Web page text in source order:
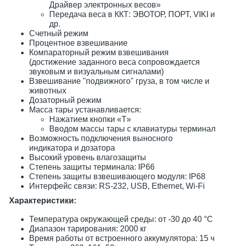
Драйвер электронных весов»
Передача веса в ККТ: ЭВОТОР, ПОРТ, VIKI и
др.
Счетный режим
Процентное взвешивание
Компараторный режим взвешивания
(достижение заданного веса сопровождается
звуковым и визуальным сигналами)
Взвешивание "подвижного" груза, в том числе и
животных
Дозаторный режим
Масса тары устанавливается:
Нажатием кнопки «T»
Вводом массы тары с клавиатуры терминал
Возможность подключения выносного
индикатора и дозатора
Высокий уровень влагозащиты
Степень защиты терминала: IP66
Степень защиты взвешивающего модуля: IP68
Интерфейс связи: RS-232, USB, Ethernet, Wi-Fi
Характеристики:
Температура окружающей среды: от -30 до 40 °С
Диапазон тарирования: 2000 кг
Время работы от встроенного аккумулятора: 15 ч